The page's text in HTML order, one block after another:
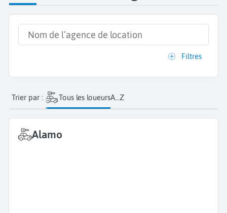
Filtres
Trier par : Tous les loueursA...Z
Alamo